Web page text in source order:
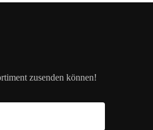
zusenden können!